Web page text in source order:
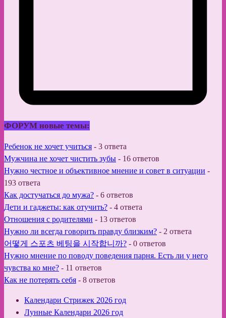
ФОРУМ новые темы:
Ребенок не хочет учиться - 3 ответа
Мужчина не хочет чистить зубы - 16 ответов
Нужно честное и объективное мнение и совет в ситуации -
193 ответа
Как достучаться до мужа? - 6 ответов
Дети и гаджеты: как отучить? - 4 ответа
Отношения с родителями - 13 ответов
Нужно ли всегда говорить правду близким? - 2 ответа
어떻게 스포츠 베팅을 시작합니까? - 0 ответов
Нужно мнение по поводу поведения парня. Есть ли у него
чувства ко мне? - 11 ответов
Как не потерять себя - 8 ответов
Календари Стрижек 2026 год
Лунные Календари 2026 год